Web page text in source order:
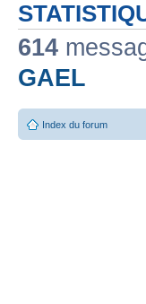
614
GAEL
Index du forum